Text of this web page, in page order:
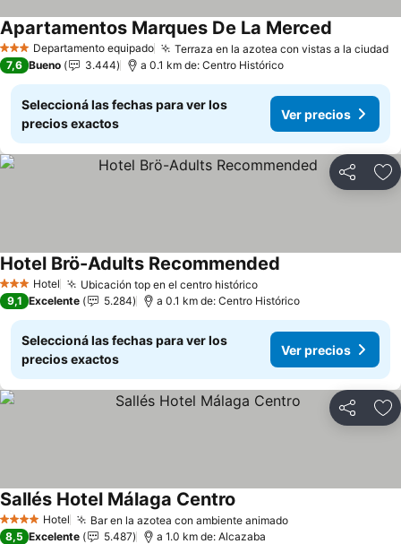
3 EstrellasDepartamento equipado Terraza en la azotea con vistas a la ciudad
Apartamentos Marques De La Merced
7,6 Bueno 3.444 a 0.1 km de: Centro Histórico
Seleccioná las fechas para ver los
precios exactos
Ver precios
Compartir
3 Estrellas
Hotel Ubicación top en el centro históricoVer precios
Hotel Brö-Adults Recommended
9,1 Excelente 5.284 a 0.1 km de: Centro Histórico
Seleccioná las fechas para ver los
precios exactos
Ver precios
Compartir
4 EstrellasHotel Bar en la azotea con ambiente animadoVer precios
Sallés Hotel Málaga Centro
8,5 Excelente 5.487 a 1.0 km de: Alcazaba